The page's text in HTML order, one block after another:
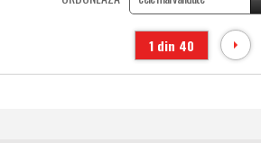
1 din 40